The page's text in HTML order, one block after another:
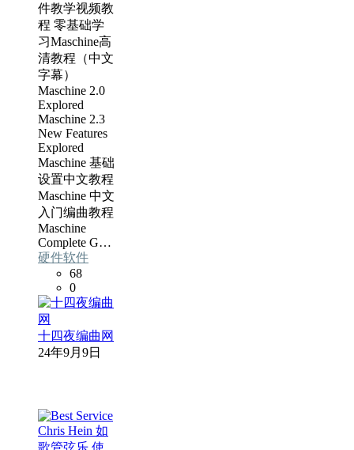
件教学视频教
程 零基础学
习Maschine高
清教程（中文
字幕）
Maschine 2.0
Explored
Maschine 2.3
New Features
Explored
Maschine 基础
设置中文教程
Maschine 中文
入门编曲教程
Maschine
Complete G…
硬件软件
68
0
十四夜编曲网
24年9月9日